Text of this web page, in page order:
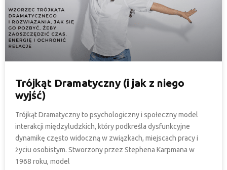
Trójkąt Dramatyczny (i jak z niego
wyjść)
Trójkąt Dramatyczny to psychologiczny i społeczny model
interakcji międzyludzkich, który podkreśla dysfunkcyjne
dynamikę często widoczną w związkach, miejscach pracy i
życiu osobistym. Stworzony przez Stephena Karpmana w
1968 roku, model